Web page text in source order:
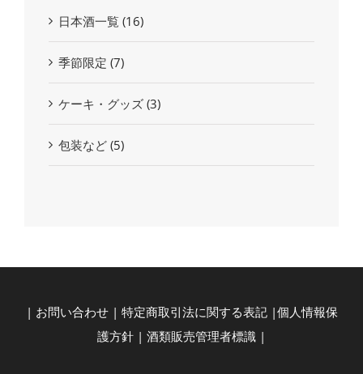
日本酒一覧 (16)
季節限定 (7)
ケーキ・グッズ (3)
包装など (5)
| お問い合わせ| 特定商取引法に関する表記|個人情報保
護方針 | 酒類販売管理者標識 |